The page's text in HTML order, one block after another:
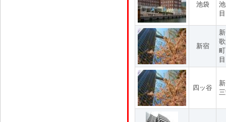
池袋
新宿
目
四ッ谷